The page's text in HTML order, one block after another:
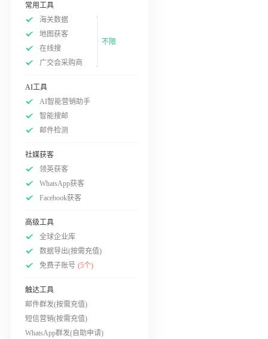
常用工具
海关数据
地图获客
在线搜
广交会采购商
不限
AI工具
AI智能营销助手
智能搜邮
邮件检测
社媒获客
领英获客
WhatsApp获客
Facebook获客
高级工具
全球企业库
数据导出(按需充值)
免费子账号 (5个)
触达工具
邮件群发(按需充值)
短信营销(按需充值)
WhatsApp群发(自助申请)